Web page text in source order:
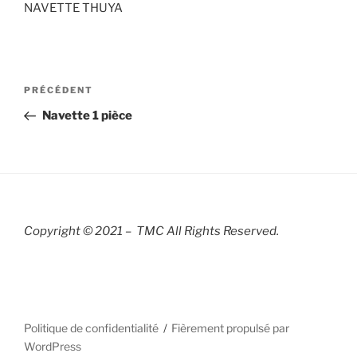
NAVETTE THUYA
Navigation
l’article
Article
précédent
PRÉCÉDENT
Navette 1 pièce
Copyright © 2021 – TMC All Rights Reserved.
Politique de confidentialité
Fièrement propulsé par
WordPress